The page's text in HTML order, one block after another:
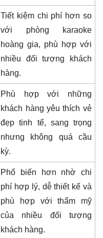
Tiết kiệm chi phí hơn so
với phòng karaoke
hoàng gia, phù hợp với
nhiều đối tượng khách
hàng.
Phù hợp với những
khách hàng yêu thích vẻ
đẹp tinh tế, sang trọng
nhưng không quá cầu
kỳ.
Phổ biến hơn nhờ chi
phí hợp lý, dễ thiết kế và
phù hợp với thẩm mỹ
của nhiều đối tượng
khách hàng.